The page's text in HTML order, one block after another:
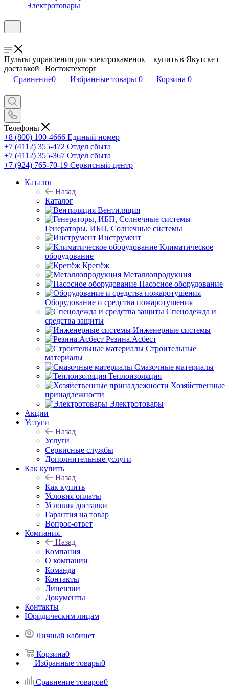
Электротовары
Пульты управления для электрокаменок – купить в Якутске с
доставкой | Востоктехторг
Сравнение0 Избранные товары 0 Корзина 0
Телефоны
+8 (800) 100-4666 Единый номер
+7 (4112) 355-472 Отдел сбыта
+7 (4112) 355-367 Отдел сбыта
+7 (924) 765-70-19 Сервисный центр
Каталог
Назад
Каталог
Вентиляция
Генераторы, ИБП, Солнечные системы
Инструмент
Климатическое
оборудование
Крепёж
Металлопродукция
Насосное оборудование
Оборудование и средства пожаротушения
Спецодежда и
средства защиты
Инженерные системы
Резина.Асбест
Строительные
материалы
Смазочные материалы
Теплоизоляция
Хозяйственные
принадлежности
Электротовары
Акции
Услуги
Назад
Услуги
Сервисные службы
Дополнительные услуги
Как купить
Назад
Как купить
Условия оплаты
Условия доставки
Гарантия на товар
Вопрос-ответ
Компания
Назад
Компания
О компании
Команда
Контакты
Лицензии
Документы
Контакты
Юридическим лицам
Личный кабинет
Корзина0
Избранные товары0
Сравнение товаров0